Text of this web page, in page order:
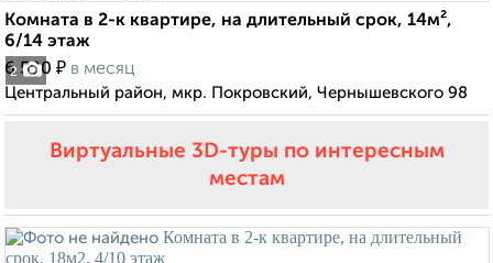
2
Комната в 2-к квартире, на длительный срок, 14м²,
6/14 этаж
6 500 ₽ в месяц
Центральный район, мкр. Покровский, Чернышевского 98
Виртуальные 3D-туры по интересным
местам